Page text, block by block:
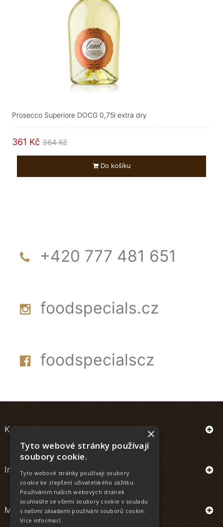
Prosecco Superiore DOCG 0,75l extra dry
361 Kč 364 Kč
Do košíku
+420 777 481 651
foodspecials.cz
foodspecialscz
Kontakt
Informace
Můj účet
×
Tyto webové stránky používají
soubory cookie.
Tyto webové stránky používají soubory
cookie ke zlepšení uživatelského zážitku.
Používáním našich webových stránek
souhlasíte se všemi soubory cookie v souladu
s našimi zásadami používání souborů cookie.
Více informací